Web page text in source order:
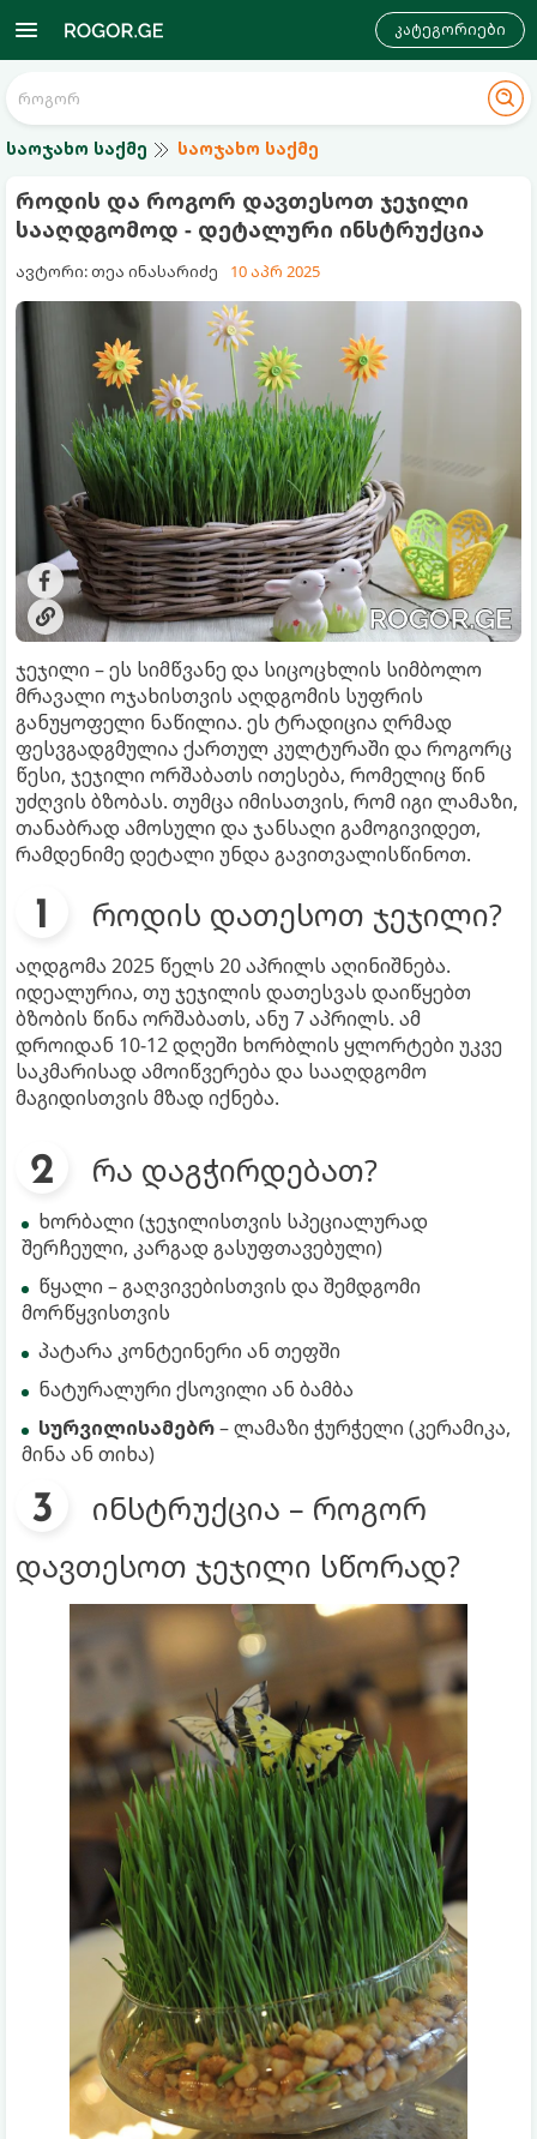
კატეგორიები
საოჯახო საქმე საოჯახო საქმე
როდის და როგორ დავთესოთ ჯეჯილი
სააღდგომოდ - დეტალური ინსტრუქცია
ავტორი: თეა ინასარიძე 10 აპრ 2025
ჯეჯილი – ეს სიმწვანე და სიცოცხლის სიმბოლო
მრავალი ოჯახისთვის აღდგომის სუფრის
განუყოფელი ნაწილია. ეს ტრადიცია ღრმად
ფესვგადგმულია ქართულ კულტურაში და როგორც
წესი, ჯეჯილი ორშაბათს ითესება, რომელიც წინ
უძღვის ბზობას. თუმცა იმისათვის, რომ იგი ლამაზი,
თანაბრად ამოსული და ჯანსაღი გამოგივიდეთ,
რამდენიმე დეტალი უნდა გავითვალისწინოთ.
როდის დათესოთ ჯეჯილი?
აღდგომა 2025 წელს 20 აპრილს აღინიშნება.
იდეალურია, თუ ჯეჯილის დათესვას დაიწყებთ
ბზობის წინა ორშაბათს, ანუ 7 აპრილს. ამ
დროიდან 10-12 დღეში ხორბლის ყლორტები უკვე
საკმარისად ამოიწვერება და სააღდგომო
მაგიდისთვის მზად იქნება.
რა დაგჭირდებათ?
ხორბალი (ჯეჯილისთვის სპეციალურად
შერჩეული, კარგად გასუფთავებული)
წყალი – გაღვივებისთვის და შემდგომი
მორწყვისთვის
პატარა კონტეინერი ან თეფში
ნატურალური ქსოვილი ან ბამბა
სურვილისამებრ– ლამაზი ჭურჭელი (კერამიკა,
მინა ან თიხა)
ინსტრუქცია – როგორ
დავთესოთ ჯეჯილი სწორად?